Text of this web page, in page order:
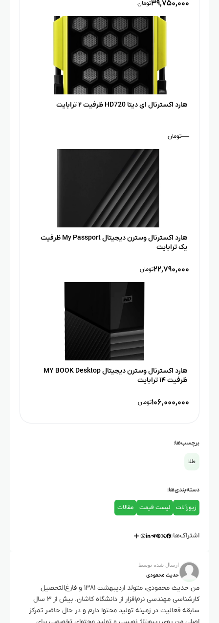
۳۹,۷۵۰,۰۰۰تومان
هارد اکسترنال ای دیتا HD720 ظرفیت ۲ ترابایت
—تومان
هارد اکسترنال وسترن دیجیتال My Passport ظرفیت
یک ترابایت
۲۲,۷۹۰,۰۰۰تومان
هارد اکسترنال وسترن دیجیتال MY BOOK Desktop
ظرفیت ۱۴ ترابایت
۱۰۶,۰۰۰,۰۰۰تومان
برچسب‌ها:
طلا
دسته‌بندی‌ها:
زیورآلات لیست قیمت مقالات
اشتراک‌ها:
ارسال شده توسط
حدیث محمودی
من حدیث محمودی، متولد اردیبهشت ۱۳۸۱ و فارغ‌التحصیل
کارشناسی مهندسی نرم‌افزار از دانشگاه کاشان. بیش از ۳ سال
سابقه فعالیت در زمینه تولید محتوا دارم و در حال حاضر تمرکز